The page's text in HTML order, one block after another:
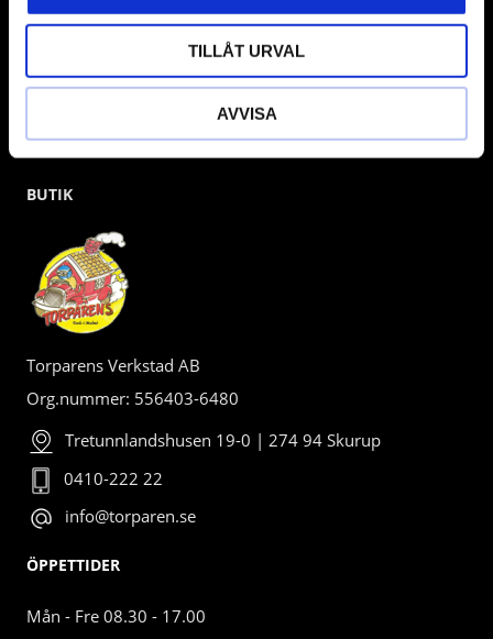
TILLÅT URVAL
AVVISA
BUTIK
Torparens Verkstad AB
Org.nummer: 556403-6480
Tretunnlandshusen 19-0 | 274 94 Skurup
0410-222 22
info@torparen.se
ÖPPETTIDER
Mån - Fre 08.30 - 17.00